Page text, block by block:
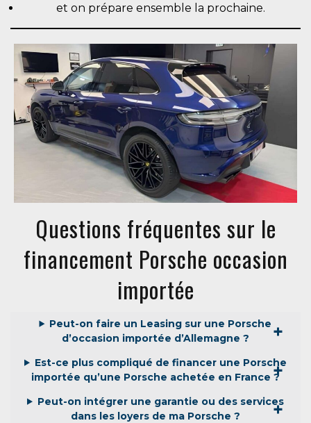
et on prépare ensemble la prochaine.
Questions fréquentes sur le
financement Porsche occasion
importée
Peut-on faire un Leasing sur une Porsche
d’occasion importée d’Allemagne ?
Est-ce plus compliqué de financer une Porsche
importée qu’une Porsche achetée en France ?
Peut-on intégrer une garantie ou des services
dans les loyers de ma Porsche ?